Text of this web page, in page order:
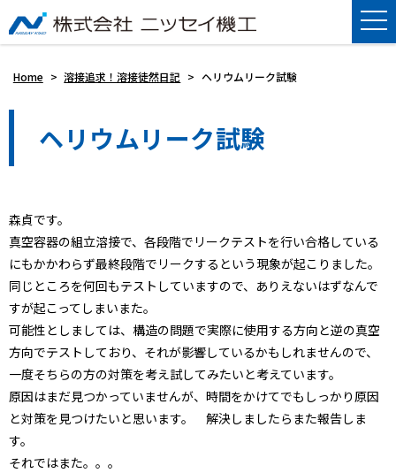
Home > 溶接追求！溶接徒然日記 > ヘリウムリーク試験
ヘリウムリーク試験
森貞です。
真空容器の組立溶接で、各段階でリークテストを行い合格している
にもかかわらず最終段階でリークするという現象が起こりました。
同じところを何回もテストしていますので、ありえないはずなんで
すが起こってしまいまた。
可能性としましては、構造の問題で実際に使用する方向と逆の真空
方向でテストしており、それが影響しているかもしれませんので、
一度そちらの方の対策を考え試してみたいと考えています。
原因はまだ見つかっていませんが、時間をかけてでもしっかり原因
と対策を見つけたいと思います。 解決しましたらまた報告しま
す。
それではまた。。。